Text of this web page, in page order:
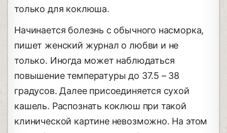
только для коклюша.
Начинается болезнь с обычного насморка,
пишет женский журнал о любви и не
только. Иногда может наблюдаться
повышение температуры до 37.5 – 38
градусов. Далее присоединяется сухой
кашель. Распознать коклюш при такой
клинической картине невозможно. На этом